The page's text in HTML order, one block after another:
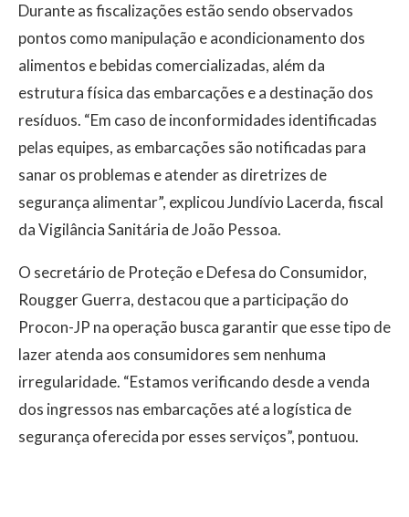
Durante as fiscalizações estão sendo observados
pontos como manipulação e acondicionamento dos
alimentos e bebidas comercializadas, além da
estrutura física das embarcações e a destinação dos
resíduos. “Em caso de inconformidades identificadas
pelas equipes, as embarcações são notificadas para
sanar os problemas e atender as diretrizes de
segurança alimentar”, explicou Jundívio Lacerda, fiscal
da Vigilância Sanitária de João Pessoa.
O secretário de Proteção e Defesa do Consumidor,
Rougger Guerra, destacou que a participação do
Procon-JP na operação busca garantir que esse tipo de
lazer atenda aos consumidores sem nenhuma
irregularidade. “Estamos verificando desde a venda
dos ingressos nas embarcações até a logística de
segurança oferecida por esses serviços”, pontuou.